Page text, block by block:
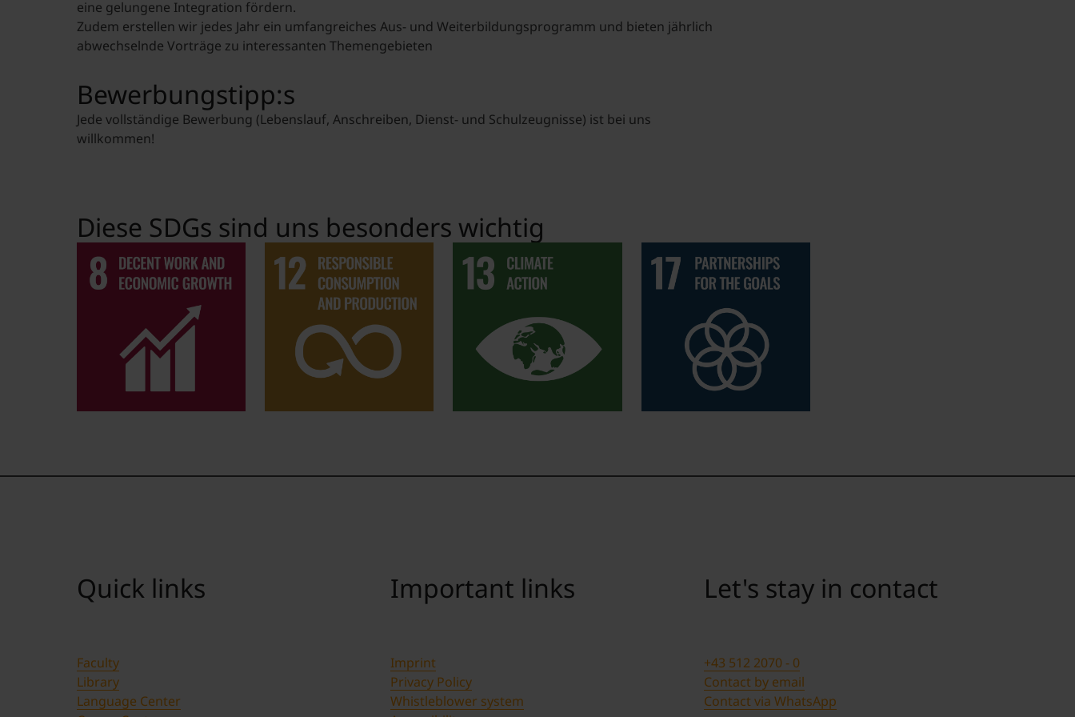
eine gelungene Integration fördern.
Zudem erstellen wir jedes Jahr ein umfangreiches Aus- und Weiterbildungsprogramm und bieten jährlich
abwechselnde Vorträge zu interessanten Themengebieten
Bewerbungstipp:s
Jede vollständige Bewerbung (Lebenslauf, Anschreiben, Dienst- und Schulzeugnisse) ist bei uns
willkommen!
Diese SDGs sind uns besonders wichtig
Quick links
Faculty
Library
Language Center
Important links
Imprint
Privacy Policy
Whistleblower system
Let's stay in contact
+43 512 2070 - 0
Contact by email
Contact via WhatsApp